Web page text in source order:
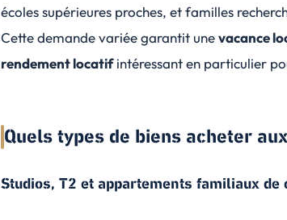
écoles supérieures proches, et familles
Cette demande variée garantit unevacance
rendement locatifintéressant en particulier
Quels types de biens acheter
Studios, T2 et appartements familiaux de